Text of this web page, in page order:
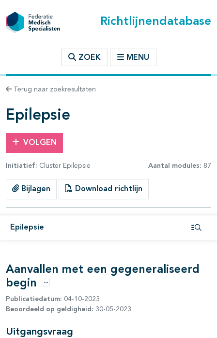
Richtlijnendatabase
ZOEK MENU
Terug naar zoekresultaten
Epilepsie
VOLGEN
Initiatief: Cluster Epilepsie Aantal modules: 87
Bijlagen Download richtlijn
Epilepsie
binnen deze richtlijn
open- en dichtklappen
Aanvallen met een gegeneraliseerd
begin
Opties
Publicatiedatum: 04-10-2023
Beoordeeld op geldigheid: 30-05-2023
Uitgangsvraag